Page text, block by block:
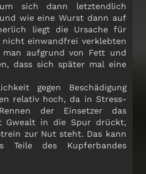
sich dann letztendlich
wie eine Wurst dann auf
liegt die Ursache für
nicht einwandfrei verklebten
aufgrund von Fett und
dass sich später mal eine
gegen Beschädigung
relativ hoch, da in Stress-
der Einsetzer das
Gwealt in die Spur drückt,
zur Nut steht. Das kann
Teile des Kupferbandes